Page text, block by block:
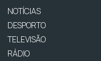
NOTÍCIAS
DESPORTO
TELEVISÃO
RÁDIO